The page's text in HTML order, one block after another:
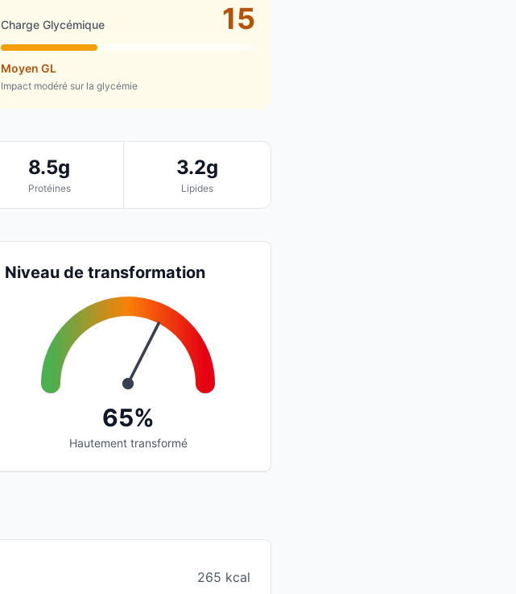
Charge Glycémique 15
Moyen GL
Impact modéré sur la glycémie
8.5g
Protéines
3.2g
Lipides
Niveau de transformation
65%
Hautement transformé
265 kcal